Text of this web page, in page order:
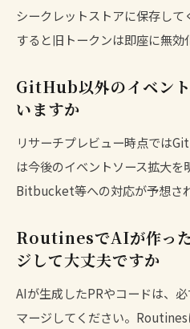
シークレットストアに保存し
すると旧トークンは即座に無効
GitHub以外のイベン
いますか
リサーチプレビュー時点では
は今後のイベントソース拡大を
Bitbucket等への対応が予想され
RoutinesでAIが作っ
ジして大丈夫ですか
AIが生成したPRやコードは、
マージしてください。Routines